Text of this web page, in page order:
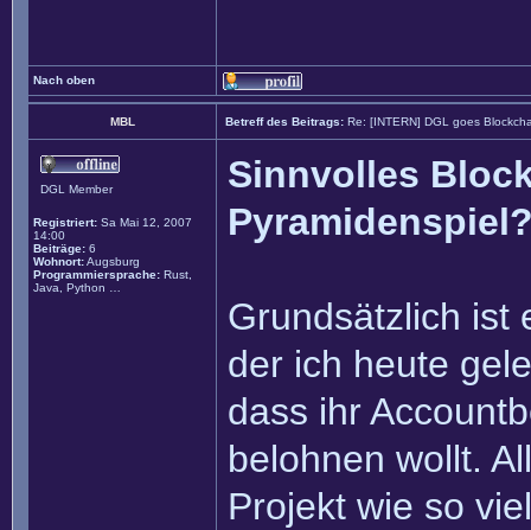
Nach oben
MBL Betreff des Beitrags: Re: [INTERN] DGL goes
DGL Member
Registriert: Sa Mai 12, 2007
14:00
Beiträge: 6
Wohnort:Augsburg
Programmiersprache: Rust,
Java, Python …
Sinnvolles
Grundsätzlich ist
der ich heute
dass ihr
belohnen wollt.
Projekt wie so